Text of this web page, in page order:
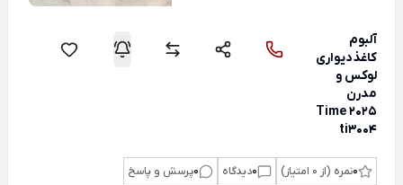
آلبوم
کاغذدیواری
لوکس و
مدرن
Time 2025
ti3004
0نمره (از 0 امتیاز) 0دیدگاه 0پرسش و پاسخ